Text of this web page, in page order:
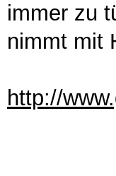
immer zu
nimmt mit
http://